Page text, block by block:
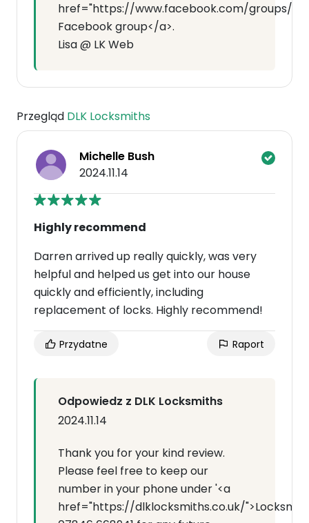
href="https://www.facebook.com/groups/
Facebook group</a>.
Lisa @ LK Web
Przegląd DLK Locksmiths
Michelle Bush
2024.11.14
Highly recommend
Darren arrived up really quickly, was very
helpful and helped us get into our house
quickly and efficiently, including
replacement of locks. Highly recommend!
Przydatne Raport
Odpowiedz z DLK Locksmiths
2024.11.14
Thank you for your kind review.
Please feel free to keep our
number in your phone under '<a
href="https://dlklocksmiths.co.uk/